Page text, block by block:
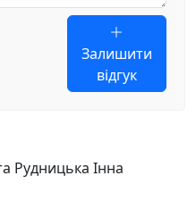
Залишити
відгук
Рудницька Інна